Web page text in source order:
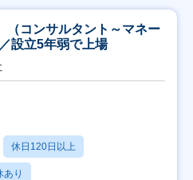
（コンサルタント～マネー
設立5年弱で上場
休日120日以上
あり